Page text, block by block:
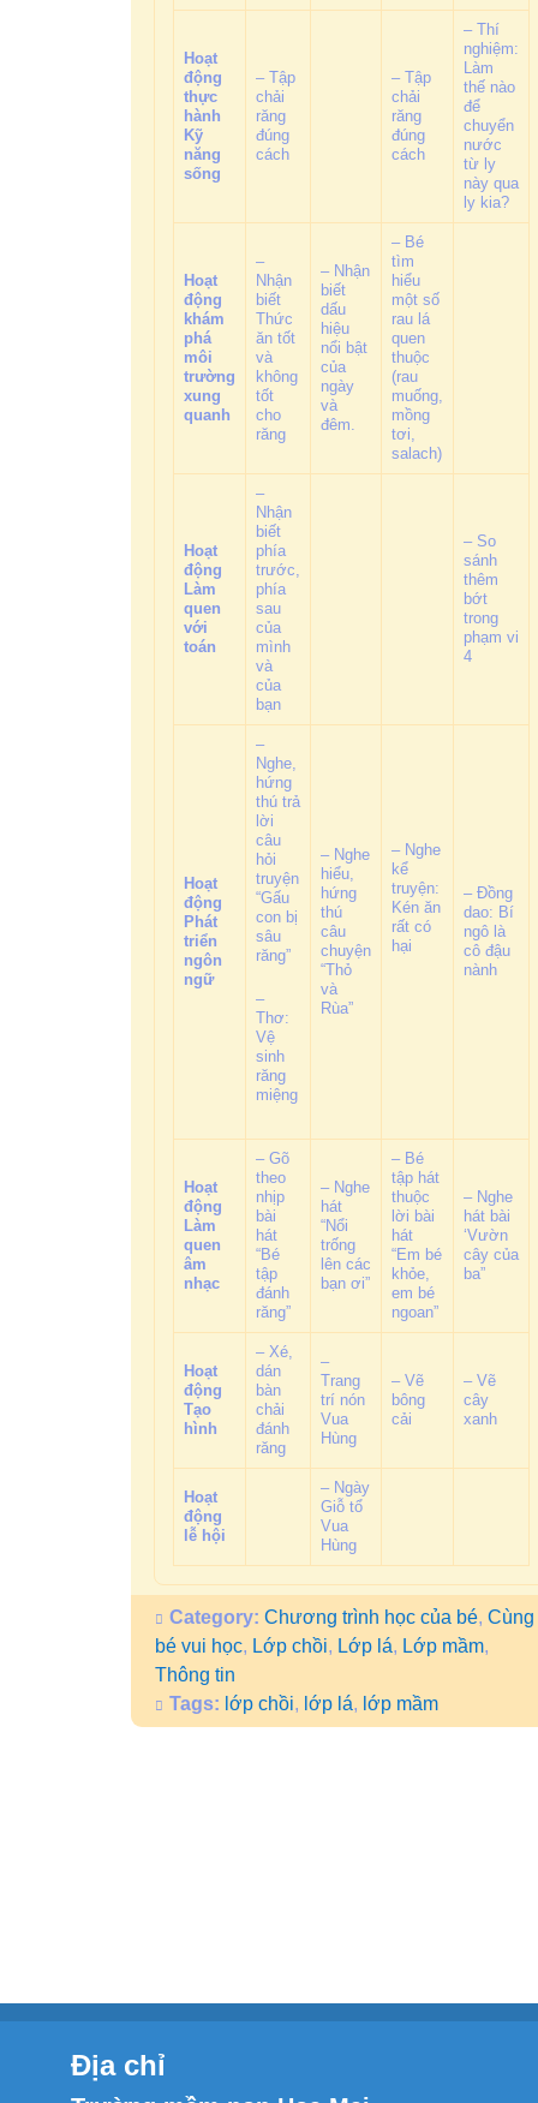
Hoạt
động
thực
hành
Kỹ
năng
sống
– Tập
chải
răng
đúng
cách
– Tập
chải
răng
đúng
cách
– Thí
nghiệm:
Làm
thế nào
để
chuyển
nước
từ ly
này qua
ly kia?
Hoạt
động
khám
phá
môi
trường
xung
quanh
–
Nhận
biết
Thức
ăn tốt
và
không
tốt
cho
răng
– Nhận
biết
dấu
hiệu
nổi bật
của
ngày
và
đêm.
– Bé
tìm
hiểu
một số
rau lá
quen
thuộc
(rau
muống,
mồng
tơi,
salach)
Hoạt
động
Làm
quen
với
toán
–
Nhận
biết
phía
trước,
phía
sau
của
mình
và
của
bạn
– So
sánh
thêm
bớt
trong
phạm vi
4
Hoạt
động
Phát
triển
ngôn
ngữ
–
Nghe,
hứng
thú trả
lời
câu
hỏi
truyện
“Gấu
con bị
sâu
răng”
–
Thơ:
Vệ
sinh
răng
miệng
– Nghe
hiểu,
hứng
thú
câu
chuyện
“Thỏ
và
Rùa”
– Nghe
kể
truyện:
Kén ăn
rất có
hại
– Đồng
dao: Bí
ngô là
cô đậu
nành
Hoạt
động
Làm
quen
âm
nhạc
– Gõ
theo
nhịp
bài
hát
“Bé
tập
đánh
răng”
– Nghe
hát
“Nổi
trống
lên các
bạn ơi”
– Bé
tập hát
thuộc
lời bài
hát
“Em bé
khỏe,
em bé
ngoan”
– Nghe
hát bài
‘Vườn
cây của
ba”
Hoạt
động
Tạo
hình
– Xé,
dán
bàn
chải
đánh
răng
–
Trang
trí nón
Vua
Hùng
– Vẽ
bông
cải
– Vẽ
cây
xanh
Hoạt
động
lễ hội
– Ngày
Giỗ tổ
Vua
Hùng
Category: Chương trình học của bé, Cùng
bé vui học, Lớp chồi, Lớp lá, Lớp mầm,
Thông tin
Tags: lớp chồi, lớp lá, lớp mầm
Địa chỉ